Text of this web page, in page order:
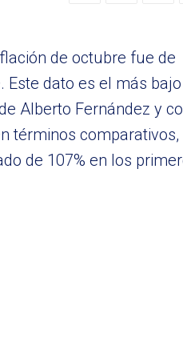
de octubre fue de
Este dato es el más bajo
Alberto Fernández y
términos comparativos,
de 107% en los